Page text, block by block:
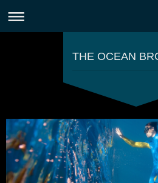
THE OCEAN